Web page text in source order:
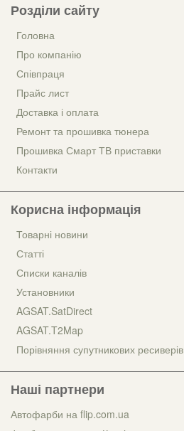
Розділи сайту
Головна
Про компанію
Співпраця
Прайс лист
Доставка і оплата
Ремонт та прошивка тюнера
Прошивка Смарт ТВ приставки
Контакти
Корисна інформація
Товарні новини
Статті
Списки каналів
Установники
AGSAT.SatDirect
AGSAT.T2Map
Порівняння супутникових ресиверів
Наші партнери
Автофарби на flip.com.ua